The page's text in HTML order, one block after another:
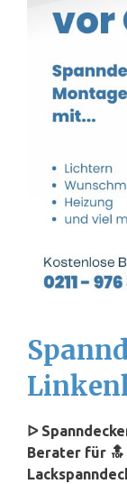
ᐅ
Berater für 🔝